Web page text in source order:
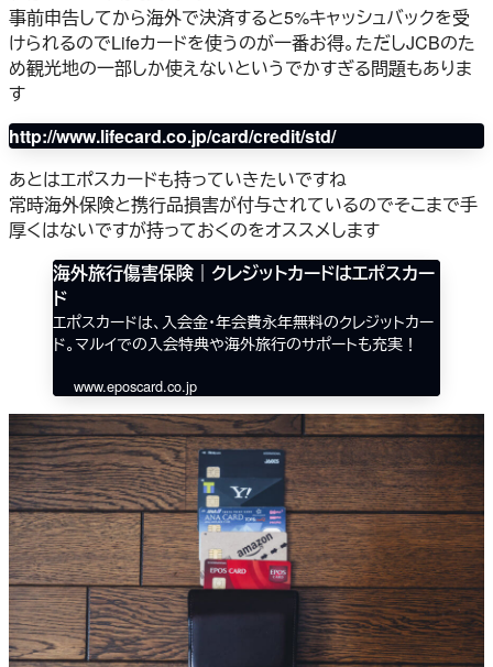
事前申告してから海外で決済すると5%キャッシュバックを受
けられるのでLifeカードを使うのが一番お得。ただしJCBのた
め観光地の一部しか使えないというでかすぎる問題もありま
す
http://www.lifecard.co.jp/card/credit/std/
あとはエポスカードも持っていきたいですね
常時海外保険と携行品損害が付与されているのでそこまで手
厚くはないですが持っておくのをオススメします
海外旅行傷害保険｜クレジットカードはエポスカー
ド
エポスカードは、入会金・年会費永年無料のクレジットカー
ド。マルイでの入会特典や海外旅行のサポートも充実！
www.eposcard.co.jp